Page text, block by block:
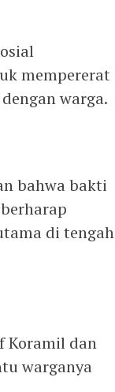
mempererat
warga.
bahwa bakti
di tengah
Koramil dan
warganya